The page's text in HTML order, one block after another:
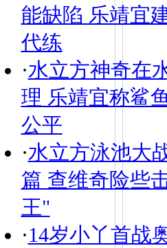
能缺陷 乐靖宜
代练
·水立方神奇在
理 乐靖宜称鲨
公平
·水立方泳池大
篇 查维奇险些
王"
·14岁小丫首战